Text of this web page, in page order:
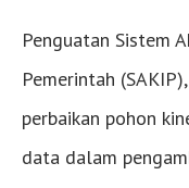
Penguatan Sistem
Pemerintah
perbaikan pohon
data dalam